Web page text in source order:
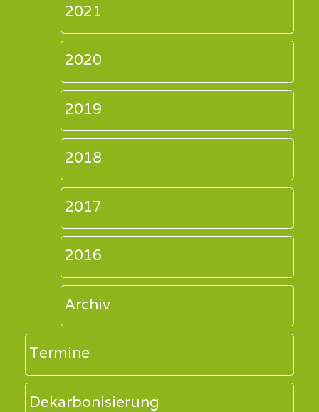
2021
2020
2019
2018
2017
2016
Archiv
Termine
Dekarbonisierung